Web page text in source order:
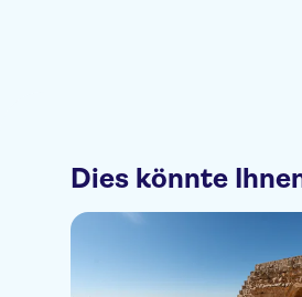
Dies könnte